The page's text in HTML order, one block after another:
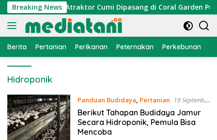
Langsung
ke
konten
Breaking News
Nelayan, Atraktor Cumi Dipasang di Coral Garden Pulau
Berita Pertanian Perikanan Peternakan Perkebunan
Hidroponik
Panduan Budidaya, Pertanian
18 September
2022
Berikut Tahapan Budidaya Jamur
Secara Hidroponik, Pemula Bisa
Mencoba